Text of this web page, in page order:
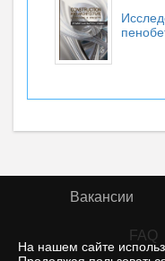
На нашем сайте
Вакансии
FAQ